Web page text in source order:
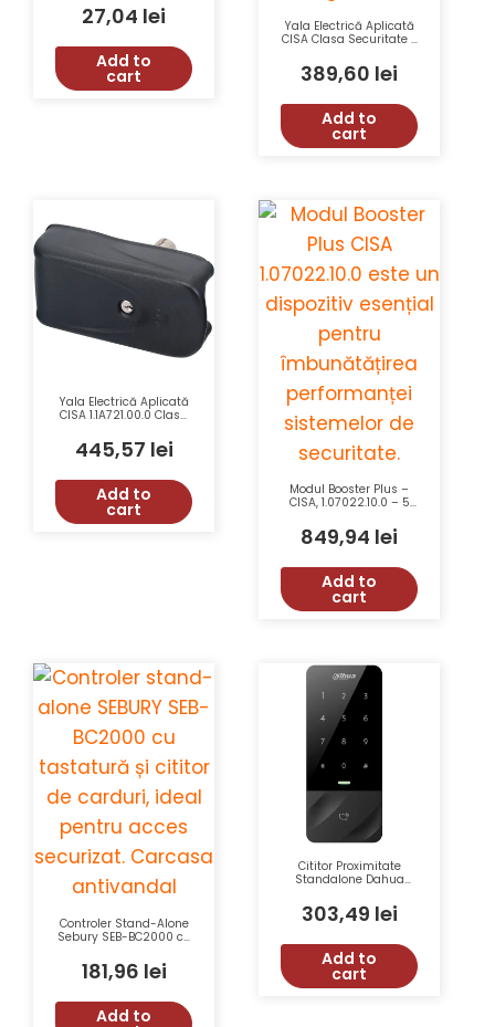
27,04 lei
Add to
cart
Yala Electrică Aplicată
CISA Clasa Securitate 3
1.11721.60.1
389,60 lei
Add to
cart
Yala Electrică Aplicată
CISA 1.1A721.00.0 Clasa
2750g
445,57 lei
Add to
cart
Modul Booster Plus –
CISA, 1.07022.10.0 – 5
Deschidere, Semnal
Stare Ușă, Mentinere
Adaptor Tensiune 12V-
24V
849,94 lei
Add to
cart
Controler Stand-Alone
Sebury SEB-BC2000 cu
Carcasă Antivandal,
1000 Utilizatori
181,96 lei
Add to
Cititor Proximitate
Standalone Dahua
Carduri Waterproof
150000 Evenimente
303,49 lei
Add to
cart